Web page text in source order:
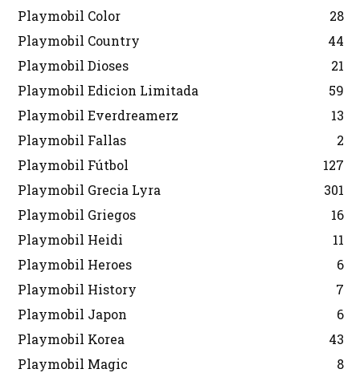
Playmobil Color
28
Playmobil Country
44
Playmobil Dioses
21
Playmobil Edicion Limitada
59
Playmobil Everdreamerz
13
Playmobil Fallas
2
Playmobil Fútbol
127
Playmobil Grecia Lyra
301
Playmobil Griegos
16
Playmobil Heidi
11
Playmobil Heroes
6
Playmobil History
7
Playmobil Japon
6
Playmobil Korea
43
Playmobil Magic
8